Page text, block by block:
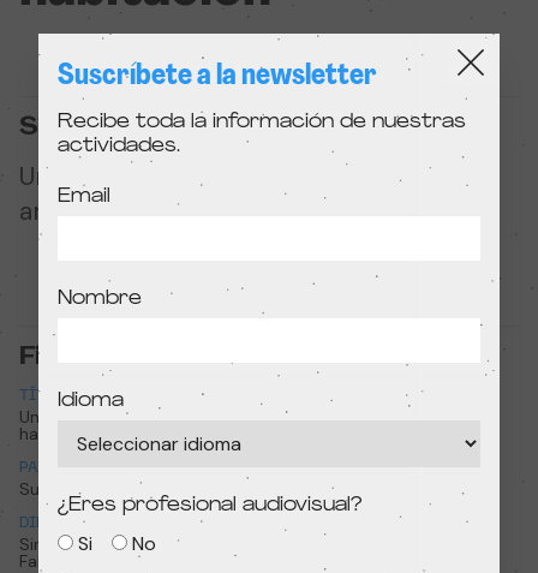
Sinopsis
Una breve historia sobre un ratoncito
amante de la música.
Ficha técnica
TÍTULO
Un pequeño compañero de
habitación
TÍTULO ORIGINAL
PAÍS
Suiza
DIRECCIÓN
Simon Ott, Hannes Oehen y
Fabian Schaeublin
Suscríbete a la newsletter
Recibe toda la información de nuestras
actividades.
Email
Nombre
Idioma
¿Eres profesional audiovisual?
Si No